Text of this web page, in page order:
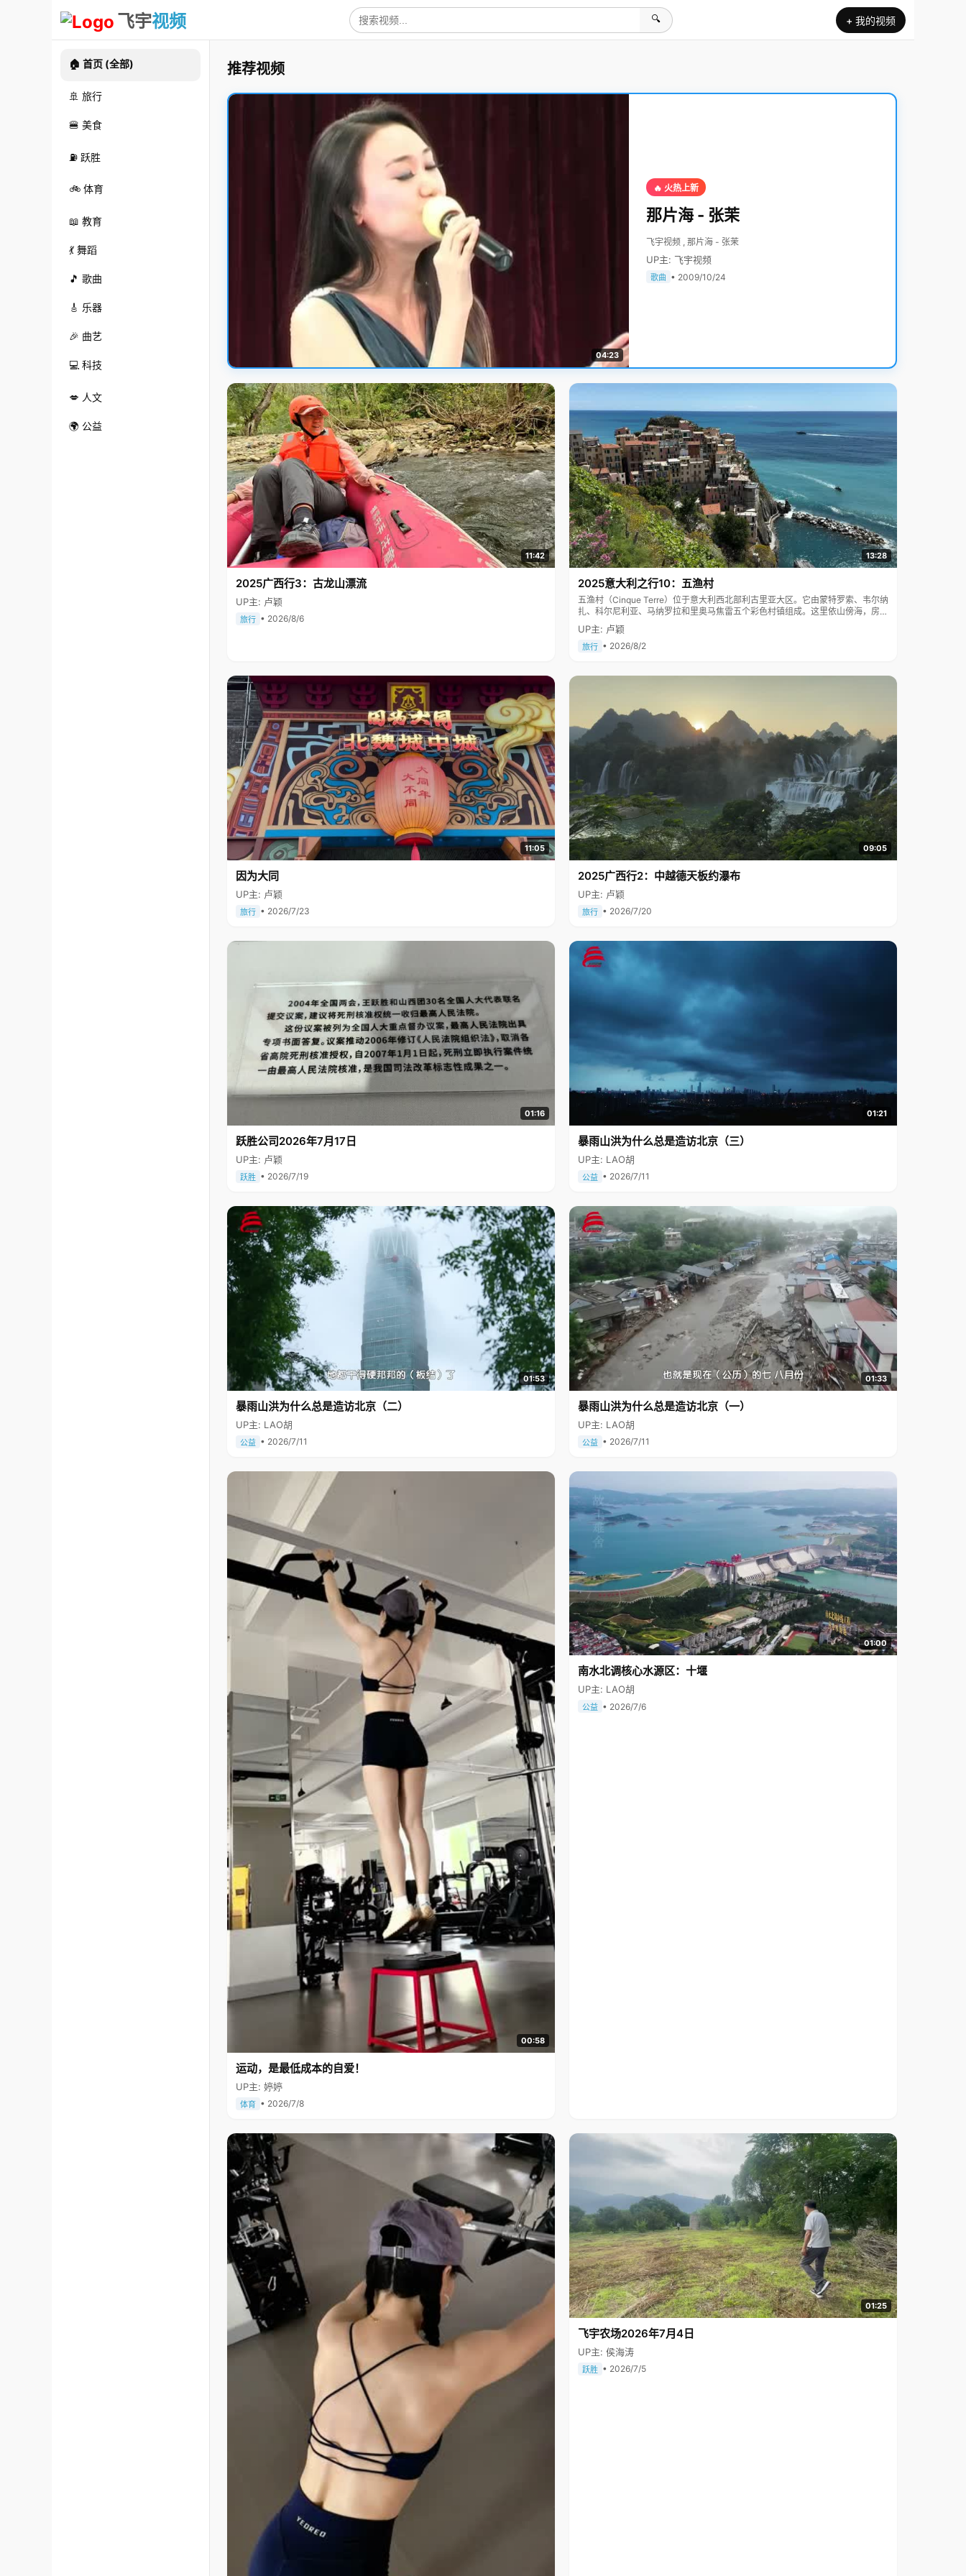
飞宇视频 🔍 + 我的视频
🏠 首页 (全部)
🚢 旅行
🍔 美食
⛽ 跃胜
🚲 体育
📖 教育
💃 舞蹈
🎵 歌曲
🎸 乐器
🎉 曲艺
💻 科技
💋 人文
🌍 公益
推荐视频
04:23
🔥 火热上新
那片海 - 张茉
飞宇视频 , 那片海 - 张茉
UP主: 飞宇视频
歌曲 • 2009/10/24
11:42
2025广西行3：古龙山漂流
UP主: 卢颖
旅行 • 2026/8/6
13:28
2025意大利之行10：五渔村
五渔村（Cinque Terre）位于意大利西北部利古里亚大区。它由蒙特罗索、韦尔纳
扎、科尔尼利亚、马纳罗拉和里奥马焦雷五个彩色村镇组成。这里依山傍海，房屋
色彩斑斓，1997年被列为世界文化遗产。
UP主: 卢颖
旅行 • 2026/8/2
11:05
因为大同
UP主: 卢颖
旅行 • 2026/7/23
09:05
2025广西行2：中越德天板约瀑布
UP主: 卢颖
旅行 • 2026/7/20
01:16
跃胜公司2026年7月17日
UP主: 卢颖
跃胜 • 2026/7/19
01:21
暴雨山洪为什么总是造访北京（三）
UP主: LAO胡
公益 • 2026/7/11
01:53
暴雨山洪为什么总是造访北京（二）
UP主: LAO胡
公益 • 2026/7/11
01:33
暴雨山洪为什么总是造访北京（一）
UP主: LAO胡
公益 • 2026/7/11
00:58
运动，是最低成本的自爱！
UP主: 婷婷
体育 • 2026/7/8
01:00
南水北调核心水源区：十堰
UP主: LAO胡
公益 • 2026/7/6
01:25
飞宇农场2026年7月4日
UP主: 侯海涛
跃胜 • 2026/7/5